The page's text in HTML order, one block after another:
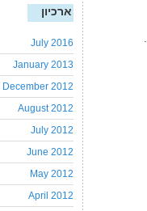
ארכיון
July 2016
January 2013
December 2012
August 2012
July 2012
June 2012
May 2012
April 2012